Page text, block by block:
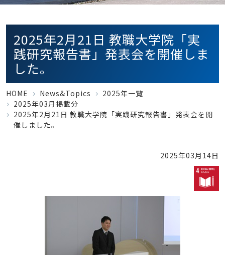
2025年2月21日 教職大学院「実
践研究報告書」発表会を開催しま
した。
HOME News&Topics
2025年一覧
2025年03月掲載分
2025年2月21日 教職大学院「実践研究報告書」発表会を開
催しました。
2025年03月14日